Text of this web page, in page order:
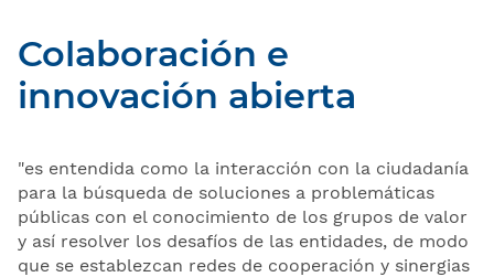
Colaboración e
innovación abierta
"es entendida como la interacción con la ciudadanía
para la búsqueda de soluciones a problemáticas
públicas con el conocimiento de los grupos de valor
y así resolver los desafíos de las entidades, de modo
que se establezcan redes de cooperación y sinergias